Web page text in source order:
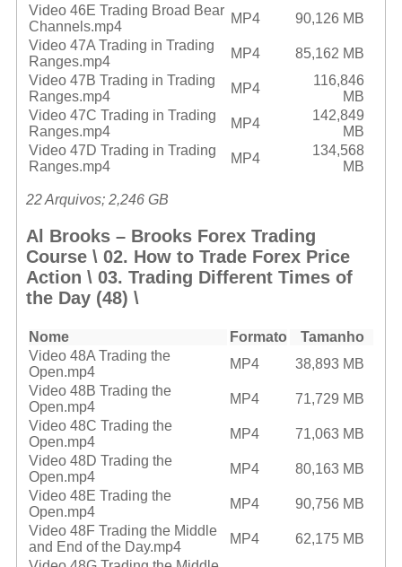
Video 46E Trading Broad Bear
Channels.mp4
MP4
90,126 MB
Video 47A Trading in Trading
Ranges.mp4
MP4
85,162 MB
Video 47B Trading in Trading
Ranges.mp4
MP4
116,846
MB
Video 47C Trading in Trading
Ranges.mp4
MP4
142,849
MB
Video 47D Trading in Trading
Ranges.mp4
MP4
134,568
MB
22 Arquivos; 2,246 GB
Al Brooks – Brooks Forex Trading
Course \ 02. How to Trade Forex Price
Action \ 03. Trading Different Times of
the Day (48) \
Nome Formato
Tamanho
Video 48A Trading the
Open.mp4
MP4
38,893 MB
Video 48B Trading the
Open.mp4
MP4
71,729 MB
Video 48C Trading the
Open.mp4
MP4
71,063 MB
Video 48D Trading the
Open.mp4
MP4
80,163 MB
Video 48E Trading the
Open.mp4
MP4
90,756 MB
Video 48F Trading the Middle
and End of the Day.mp4
MP4
62,175 MB